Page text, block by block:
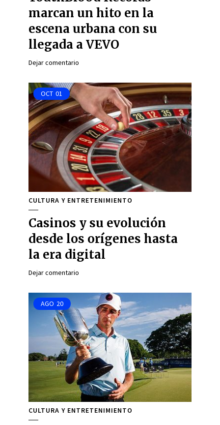
marcan un hito en la
escena urbana con su
llegada a VEVO
Dejar comentario
OCT 01
CULTURA Y ENTRETENIMIENTO
Casinos y su evolución
desde los orígenes hasta
la era digital
Dejar comentario
AGO 20
CULTURA Y ENTRETENIMIENTO